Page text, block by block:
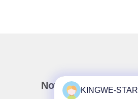
Notre newsletter
KINGWE-STAR